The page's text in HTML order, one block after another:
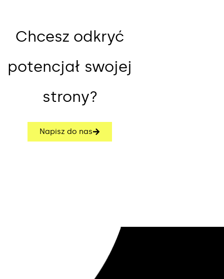
Chcesz odkryć
potencjał swojej
strony?
Napisz do nas